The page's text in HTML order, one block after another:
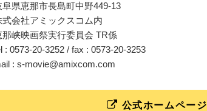
阜県恵那市長島町中野449-13
式会社アミックスコム内
那峡映画祭実行委員会 TR係
: 0573-20-3252 / fax : 0573-20-3253
: s-movie@amixcom.com
公式ホームページ